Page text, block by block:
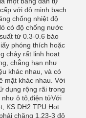
với độ minh bạch
chống nhiệt độ
có độ chống nước
từ 0.3-0.6 báo
phóng thích hoặc
chảy rất linh hoạt
chẳng hạn như
khác nhau, và có
mặt khác nhau. Với
dụng rộng rãi trong
như ô tô,điện tửVới
KS DH2 TPU Hot
chăng 1,23-3 đô